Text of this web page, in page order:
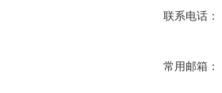
联系电话：
常用邮箱：